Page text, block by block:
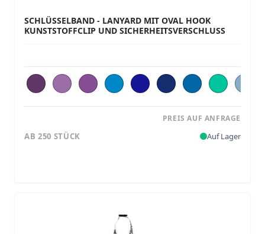
SCHLÜSSELBAND - LANYARD MIT OVAL HOOK
KUNSTSTOFFCLIP UND SICHERHEITSVERSCHLUSS
PREIS AUF ANFRAGE
AB 250 STÜCK Auf Lager